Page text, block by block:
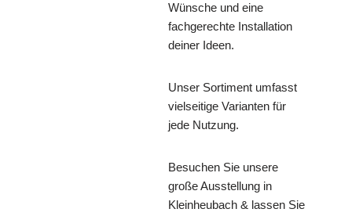
Wünsche und eine
fachgerechte Installation
deiner Ideen.
Unser Sortiment umfasst
vielseitige Varianten für
jede Nutzung.
Besuchen Sie unsere
große Ausstellung in
Kleinheubach & lassen Sie